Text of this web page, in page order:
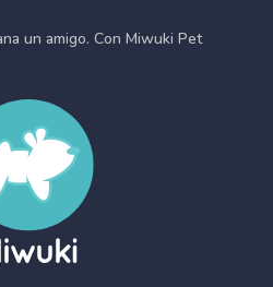
un amigo. Con Miwuki Pet